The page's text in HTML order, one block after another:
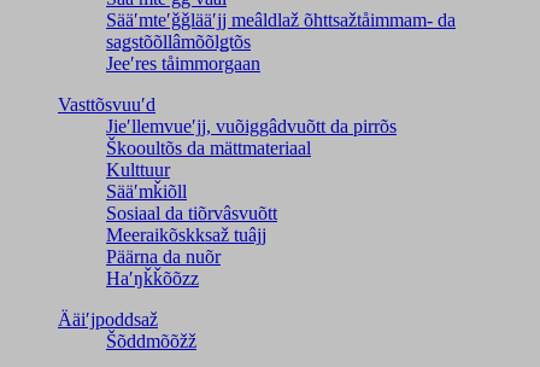
Sääʹmteʹǧǧlääʹjj meâldlaž õhttsažtåimmam- da
saǥstõõllâmõõlǥtõs
Jeeʹres tåimmorgaan
Vasttõsvuuʹd
Jieʹllemvueʹjj, vuõiggâdvuõtt da pirrõs
Škooultõs da mättmateriaal
Kulttuur
Sääʹmǩiõll
Sosiaal da tiõrvâsvuõtt
Meeraikõskksaž tuâjj
Päärna da nuõr
Haʹŋǩǩõõzz
Ääiʹjpoddsaž
Šõddmõõžž